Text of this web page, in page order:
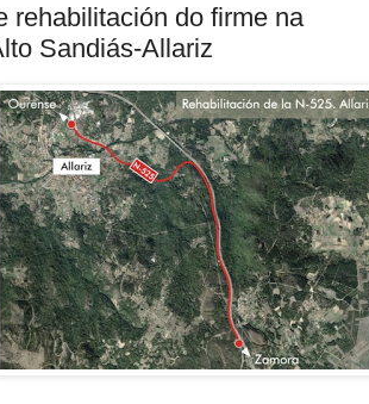
rehabilitación do firme na
Sandiás-Allariz